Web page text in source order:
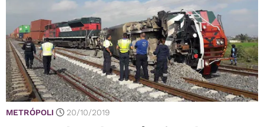
METRÓPOLI 20/10/2019